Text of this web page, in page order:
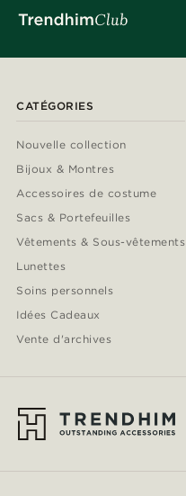
CATÉGORIES
Nouvelle collection
Bijoux & Montres
Accessoires de costume
Sacs & Portefeuilles
Vêtements & Sous-vêtements
Lunettes
Soins personnels
Idées Cadeaux
Vente d'archives